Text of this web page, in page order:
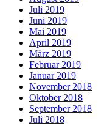
Juli 2019
Juni 2019
Mai 2019
April 2019
März 2019
Februar 2019
Januar 2019
November 2018
Oktober 2018
September 2018
Juli 2018